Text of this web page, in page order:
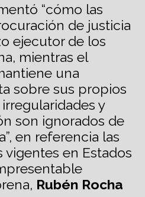
“cómo las
de justicia
ejecutor de los
mientras el
una
sobre sus propios
y
son ignorados de
en referencia las
en Estados
Rubén Rocha